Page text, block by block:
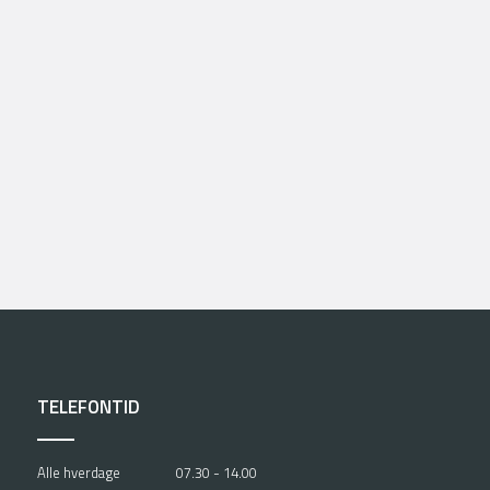
TELEFONTID
Alle hverdage
07.30 - 14.00